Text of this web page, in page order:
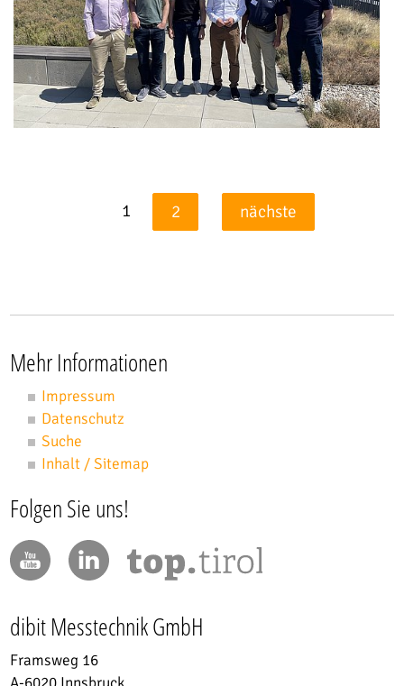
1 2 nächste
Mehr Informationen
Impressum
Datenschutz
Suche
Inhalt / Sitemap
Folgen Sie uns!
dibit Messtechnik GmbH
Framsweg 16